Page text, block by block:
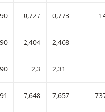
niveau 14,371 en hefboom
0,727 0,773
stop loss-niveau 49 en
2,404 2,468
stop loss-niveau 51,8 en
2,3 2,31
737,562 en hefboom 2,91
7,648 7,657